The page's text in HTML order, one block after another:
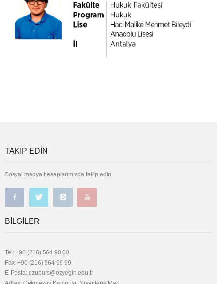
TAKIP EDIN
Sosyal medya hesaplarımızda takip edin
BILGILER
Tel: +90 (216) 564 90 00
Fax: +90 (216) 564 99 99
E-Posta: ozuburs@ozyegin.edu.tr